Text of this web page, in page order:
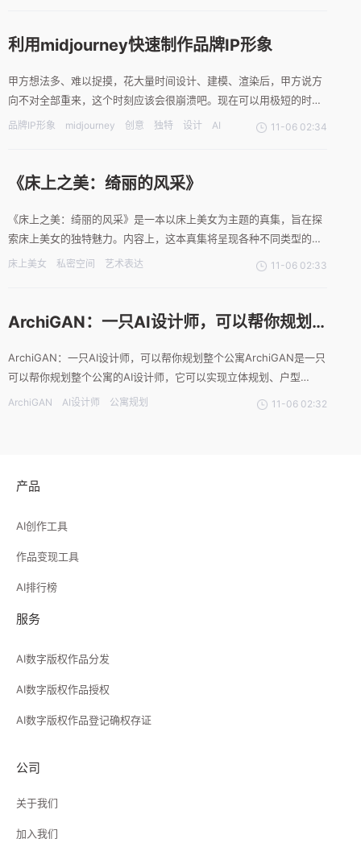
利用midjourney快速制作品牌IP形象
甲方想法多、难以捉摸，花大量时间设计、建模、渲染后，甲方说方
向不对全部重来，这个时刻应该会很崩溃吧。现在可以用极短的时间
和精力通过AI实现不同方向、各种想法的形象设计快速实现甲方的各
品牌IP形象 midjourney 创意 独特 设计 AI 11-06 02:34
《床上之美：绮丽的风采》
《床上之美：绮丽的风采》是一本以床上美女为主题的真集，旨在探
索床上美女的独特魅力。内容上，这本真集将呈现各种不同类型的床
上美女形象，包括宁静的睡眠、优雅的休憩、自在的阅读等。每个形
床上美女 私密空间 艺术表达 11-06 02:33
ArchiGAN：一只AI设计师，可以帮你规划
ArchiGAN：一只AI设计师，可以帮你规划整个公寓ArchiGAN是一只
可以帮你规划整个公寓的AI设计师，它可以实现立体规划、户型
DIY、家具自动码放等多种功能。这只设计GAN由法国建筑师
ArchiGAN AI设计师 公寓规划 11-06 02:32
产品
AI创作工具
作品变现工具
AI排行榜
服务
AI数字版权作品分发
AI数字版权作品授权
AI数字版权作品登记确权存证
公司
关于我们
加入我们